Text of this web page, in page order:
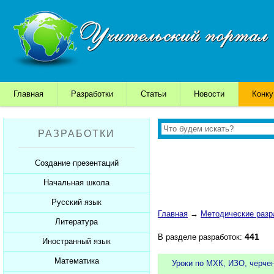
Главная Разработки Статьи Новости
РАЗРАБОТКИ
Создание презентаций
Шаблоны для презентаций
Советы начинающим
Советы дедушки
К презентации...
Начальная школа
Уроки
Презентации
Мультимедийные тесты
Печатные тесты
Русский язык
Уроки
Презентации
Мультимедийные тесты
Литература
Уроки
Презентации
Иностранный язык
Уроки
Математика
Главная → Методические
В разделе разработок: 441
Уроки по МХК, ИЗО,